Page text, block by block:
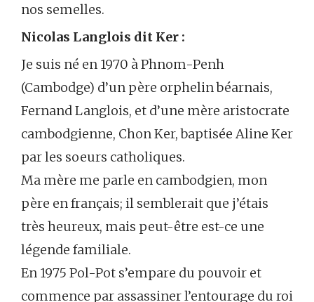
nos semelles.
Nicolas Langlois dit Ker :
Je suis né en 1970 à Phnom-Penh
(Cambodge) d’un père orphelin béarnais,
Fernand Langlois, et d’une mère aristocrate
cambodgienne, Chon Ker, baptisée Aline Ker
par les soeurs catholiques.
Ma mère me parle en cambodgien, mon
père en français; il semblerait que j’étais
très heureux, mais peut-être est-ce une
légende familiale.
En 1975 Pol-Pot s’empare du pouvoir et
commence par assassiner l’entourage du roi